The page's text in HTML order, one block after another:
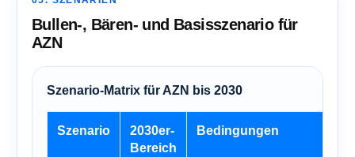
Bullen-, Bären- und Basisszenario für
AZN
Szenario-Matrix für AZN bis 2030
Szenario
2030er-
Bereich
Bedingungen